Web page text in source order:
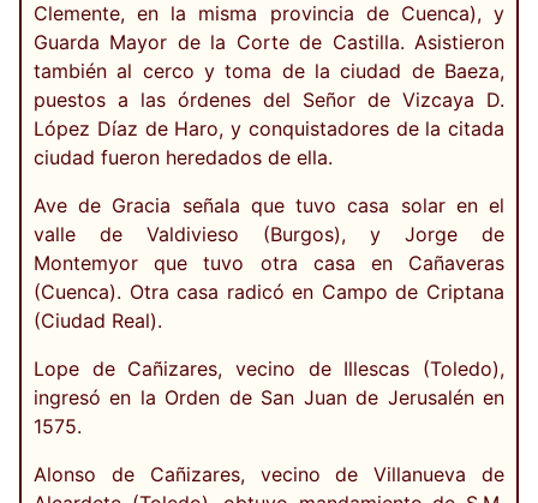
Clemente, en la misma provincia de Cuenca), y
Guarda Mayor de la Corte de Castilla. Asistieron
también al cerco y toma de la ciudad de Baeza,
puestos a las órdenes del Señor de Vizcaya D.
López Díaz de Haro, y conquistadores de la citada
ciudad fueron heredados de ella.
Ave de Gracia señala que tuvo casa solar en el
valle de Valdivieso (Burgos), y Jorge de
Montemyor que tuvo otra casa en Cañaveras
(Cuenca). Otra casa radicó en Campo de Criptana
(Ciudad Real).
Lope de Cañizares, vecino de Illescas (Toledo),
ingresó en la Orden de San Juan de Jerusalén en
1575.
Alonso de Cañizares, vecino de Villanueva de